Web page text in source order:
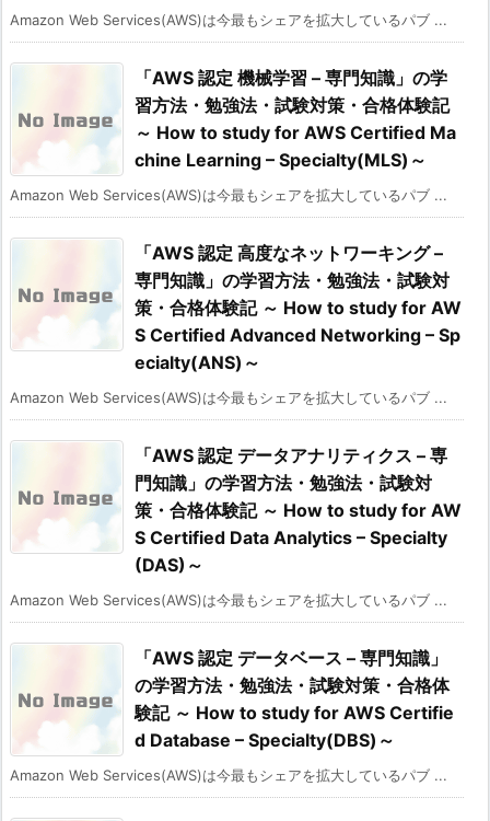
Amazon Web Services(AWS)は今最もシェアを拡大しているパブ ...
「AWS 認定 機械学習 – 専門知識」の学
習方法・勉強法・試験対策・合格体験記
～ How to study for AWS Certified Ma
chine Learning – Specialty(MLS)～
Amazon Web Services(AWS)は今最もシェアを拡大しているパブ ...
「AWS 認定 高度なネットワーキング –
専門知識」の学習方法・勉強法・試験対
策・合格体験記 ～ How to study for AW
S Certified Advanced Networking – Sp
ecialty(ANS)～
Amazon Web Services(AWS)は今最もシェアを拡大しているパブ ...
「AWS 認定 データアナリティクス – 専
門知識」の学習方法・勉強法・試験対
策・合格体験記 ～ How to study for AW
S Certified Data Analytics – Specialty
(DAS)～
Amazon Web Services(AWS)は今最もシェアを拡大しているパブ ...
「AWS 認定 データベース – 専門知識」
の学習方法・勉強法・試験対策・合格体
験記 ～ How to study for AWS Certifie
d Database – Specialty(DBS)～
Amazon Web Services(AWS)は今最もシェアを拡大しているパブ ...